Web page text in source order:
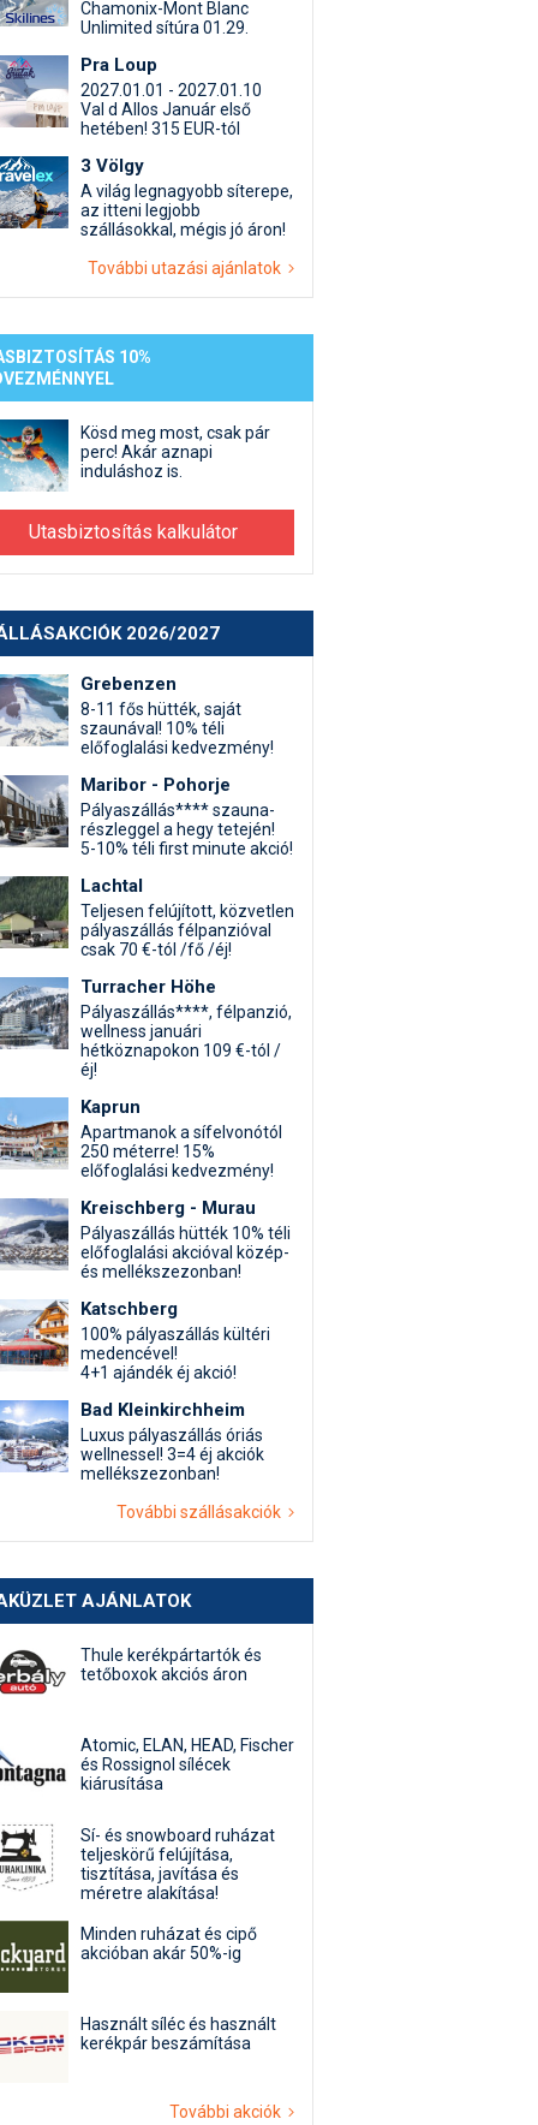
Termékkereső
egyéb síeléshez kapcsolódó téma
kapcsolatos kérdések és válaszok
beszélgetések
Chamonix-Mont Blanc
Unlimited sítúra 01.29.
Pra Loup
2027.01.01 - 2027.01.10
Val d Allos Január első
hetében! 315 EUR-tól
3 Völgy
A világ legnagyobb síterepe,
az itteni legjobb
szállásokkal, mégis jó áron!
További utazási ajánlatok
10%
Kösd meg most, csak pár
perc! Akár aznapi
induláshoz is.
Utasbiztosítás kalkulátor
2026/2027
Grebenzen
8-11 fős hütték, saját
szaunával! 10% téli
előfoglalási kedvezmény!
Maribor - Pohorje
Pályaszállás**** szauna-
részleggel a hegy tetején!
5-10% téli first minute akció!
Lachtal
Teljesen felújított, közvetlen
pályaszállás félpanzióval
csak 70 €-tól /fő /éj!
Turracher Höhe
Pályaszállás****, félpanzió,
wellness januári
hétköznapokon 109 €-tól /
éj!
Kaprun
Apartmanok a sífelvonótól
250 méterre! 15%
előfoglalási kedvezmény!
Kreischberg - Murau
Pályaszállás hütték 10% téli
előfoglalási akcióval közép-
és mellékszezonban!
Katschberg
100% pályaszállás kültéri
medencével!
4+1 ajándék éj akció!
Bad Kleinkirchheim
Luxus pályaszállás óriás
wellnessel! 3=4 éj akciók
mellékszezonban!
További szállásakciók
AJÁNLATOK
Thule kerékpártartók és
tetőboxok akciós áron
Atomic, ELAN, HEAD, Fischer
és Rossignol sílécek
kiárusítása
Sí- és snowboard ruházat
teljeskörű felújítása,
tisztítása, javítása és
méretre alakítása!
Minden ruházat és cipő
akcióban akár 50%-ig
Használt síléc és használt
kerékpár beszámítása
További akciók